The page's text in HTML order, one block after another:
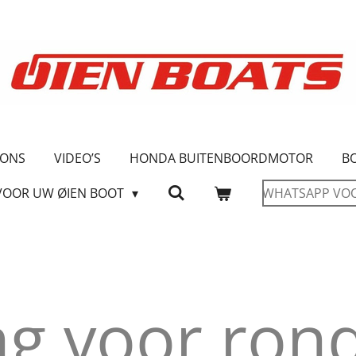
VIDEO’S HONDA BUITENBOORDMOTOR
UW ØIEN BOOT
WHATSAPP
voor